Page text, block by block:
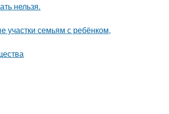
нельзя.
участки семьям с ребёнком,